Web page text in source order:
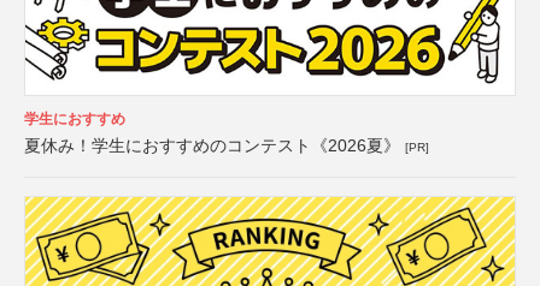
学生におすすめ
夏休み！学生におすすめのコンテスト《2026夏》 [PR]